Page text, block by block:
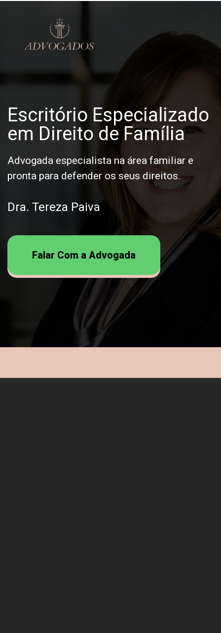
Escritório Especializado
em Direito de Família
Advogada especialista na área familiar e
pronta para defender os seus direitos.
Dra. Tereza Paiva
Falar Com a Advogada